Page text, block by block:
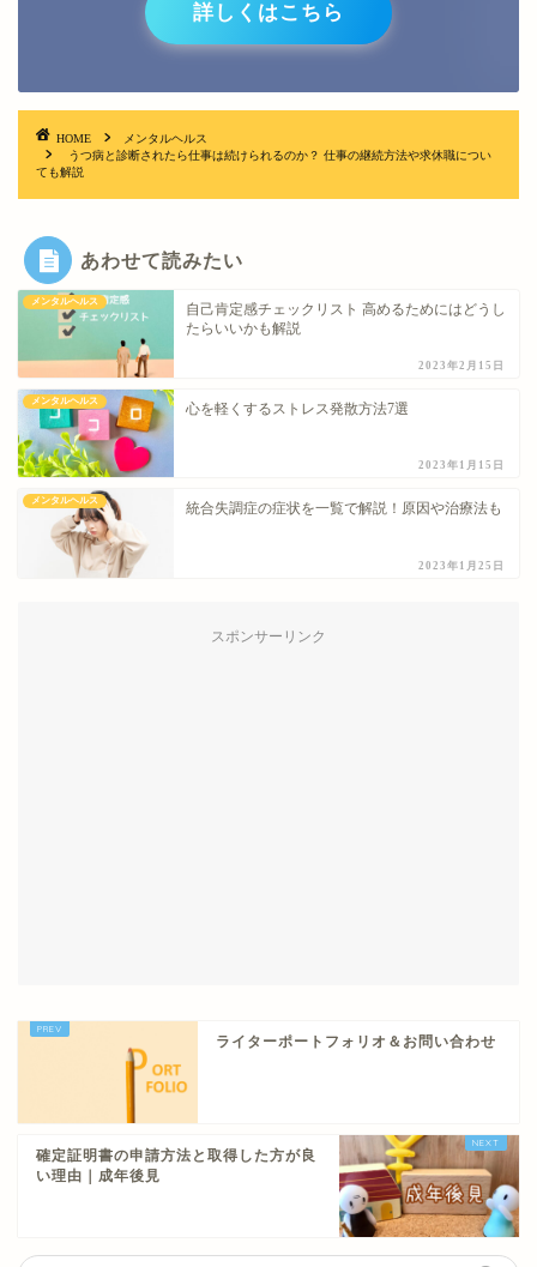
詳しくはこちら
HOME
メンタルヘルス
うつ病と診断されたら仕事は続けられるのか？ 仕事の継続方法や求休職につい
ても解説
あわせて読みたい
メンタルヘルス
自己肯定感チェックリスト 高めるためにはどうし
たらいいかも解説
2023年2月15日
メンタルヘルス 心を軽くするストレス発散方法7選
2023年1月15日
メンタルヘルス 統合失調症の症状を一覧で解説！原因や治療法も
2023年1月25日
スポンサーリンク
ライターポートフォリオ＆お問い合わせ
確定証明書の申請方法と取得した方が良
い理由｜成年後見